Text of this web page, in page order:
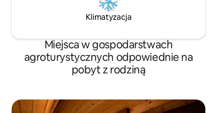
Klimatyzacja
Miejsca w gospodarstwach
agroturystycznych odpowiednie na
pobyt z rodziną